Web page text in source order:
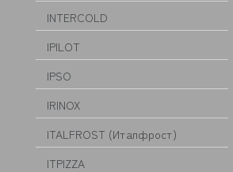
INTERCOLD
IPILOT
IPSO
IRINOX
ITALFROST (Италфрост)
ITPIZZA